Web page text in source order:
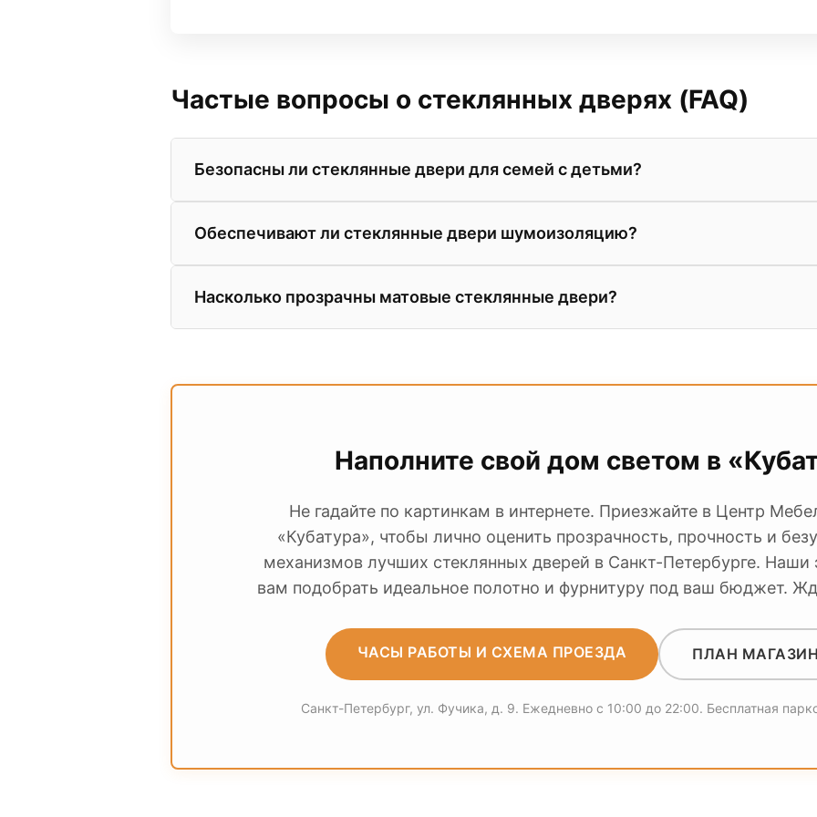
Частые вопросы о стеклянных дверях (FAQ)
Безопасны ли стеклянные двери для семей с детьми?
Абсолютно. В наших салонах представлены двери только из закаленного стекла или
Разбить такое стекло крайне сложно, но даже при сильном ударе оно либо
крошку, либо остается на пленке.
Обеспечивают ли стеклянные двери шумоизоляцию?
Да. За счет высокой плотности самого стекла и использования качественных
современные стеклянные двери не уступают по звукоизоляции дверям из МДФ.
можете на стендах в салоне Estet.
Насколько прозрачны матовые стеклянные двери?
Наполните свой дом светом в
Не гадайте по картинкам в интернете. Приезжайте в Центр
«Кубатура», чтобы лично оценить прозрачность, прочность и
механизмов лучших стеклянных дверей в Санкт-Петербурге. Наши
вам подобрать идеальное полотно и фурнитуру под ваш бюджет.
ЧАСЫ РАБОТЫ И СХЕМА ПРОЕЗДА ПЛАН
Санкт-Петербург, ул. Фучика, д. 9. Ежедневно с 10:00 до 22:00. Бесплатная